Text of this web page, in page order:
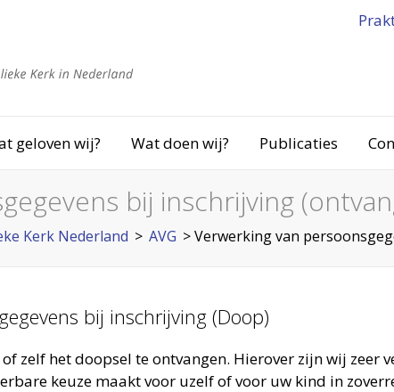
geloven wij? Wat doen wij? Publicaties
bij inschrijving
Kerk Nederland > AVG >Verwerking van
bij inschrijving (Doop)
zelf het doopsel te ontvangen. Hierover zijn wij zeer
keuze maakt voor uzelf of voor uw kind in